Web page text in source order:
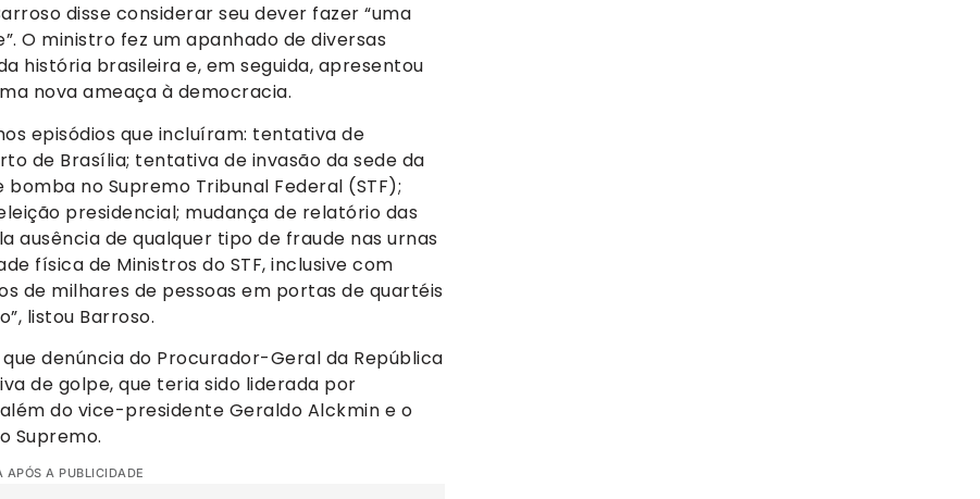
disse considerar seu dever fazer “uma
O ministro fez um apanhado de diversas
história brasileira e, em seguida, apresentou
nova ameaça à democracia.
episódios que incluíram: tentativa de
de Brasília; tentativa de invasão da sede da
no Supremo Tribunal Federal (STF);
presidencial; mudança de relatório das
ausência de qualquer tipo de fraude nas urnas
física de Ministros do STF, inclusive com
de milhares de pessoas em portas de quartéis
listou Barroso.
denúncia do Procurador-Geral da República
de golpe, que teria sido liderada por
do vice-presidente Geraldo Alckmin e o
Supremo.
APÓS A PUBLICIDADE